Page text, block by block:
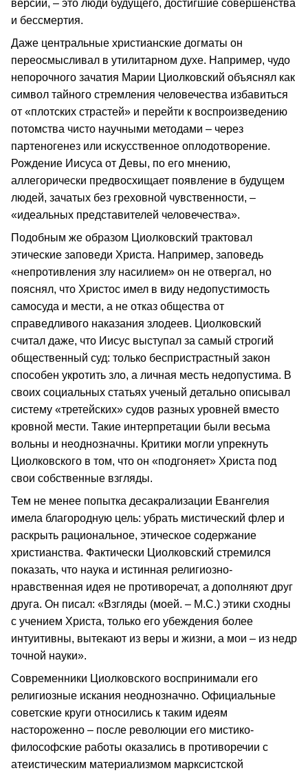
версии, – это люди будущего, достигшие совершенства
и бессмертия.
Даже центральные христианские догматы он
переосмысливал в утилитарном духе. Например, чудо
непорочного зачатия Марии Циолковский объяснял как
символ тайного стремления человечества избавиться
от «плотских страстей» и перейти к воспроизведению
потомства чисто научными методами – через
партеногенез или искусственное оплодотворение.
Рождение Иисуса от Девы, по его мнению,
аллегорически предвосхищает появление в будущем
людей, зачатых без греховной чувственности, –
«идеальных представителей человечества».
Подобным же образом Циолковский трактовал
этические заповеди Христа. Например, заповедь
«непротивления злу насилием» он не отвергал, но
пояснял, что Христос имел в виду недопустимость
самосуда и мести, а не отказ общества от
справедливого наказания злодеев. Циолковский
считал даже, что Иисус выступал за самый строгий
общественный суд: только беспристрастный закон
способен укротить зло, а личная месть недопустима. В
своих социальных статьях ученый детально описывал
систему «третейских» судов разных уровней вместо
кровной мести. Такие интерпретации были весьма
вольны и неоднозначны. Критики могли упрекнуть
Циолковского в том, что он «подгоняет» Христа под
свои собственные взгляды.
Тем не менее попытка десакрализации Евангелия
имела благородную цель: убрать мистический флер и
раскрыть рациональное, этическое содержание
христианства. Фактически Циолковский стремился
показать, что наука и истинная религиозно-
нравственная идея не противоречат, а дополняют друг
друга. Он писал: «Взгляды (моей. – М.С.) этики сходны
с учением Христа, только его убеждения более
интуитивны, вытекают из веры и жизни, а мои – из недр
точной науки».
Современники Циолковского воспринимали его
религиозные искания неоднозначно. Официальные
советские круги относились к таким идеям
настороженно – после революции его мистико-
философские работы оказались в противоречии с
атеистическим материализмом марксистской